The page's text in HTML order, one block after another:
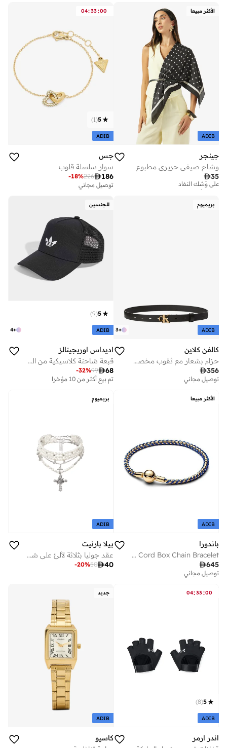
الأكثر مبيعا
ADIB
جينجر
وشاح صيفي حريري مطبوع
35
تم بيع أكثر من 10 مؤخرا
على وشك النفاد
تم بيع أكثر من 10 مؤخرا
04:33:00
5
(
1
)
ADIB
جس
سوار سلسلة قلوب
186
226
-18%
توصيل مجاني
بريميوم
+
3 ADIB
كالفن كلاين
حزام بشعار مع ثقوب مخصصة
356
توصيل مجاني
للجنسين
+
4
5
(
9
)
ADIB
اديداس اوريجينالز
قبعة شاحنة كلاسيكية من الفوم منحنية
68
99
-32%
تم بيع أكثر من 10 مؤخرا
الأكثر مبيعا
ADIB
باندورا
Blue Cord Box Chain Bracelet
645
توصيل مجاني
بريميوم
ADIB
بيلا بارنيت
عقد جوليا بثلاثة لآلئ على شكل صليب
40
50
-20%
04:33:00
5
(
8
)
ADIB
اندر ارمر
جديد
ADIB
كاسيو